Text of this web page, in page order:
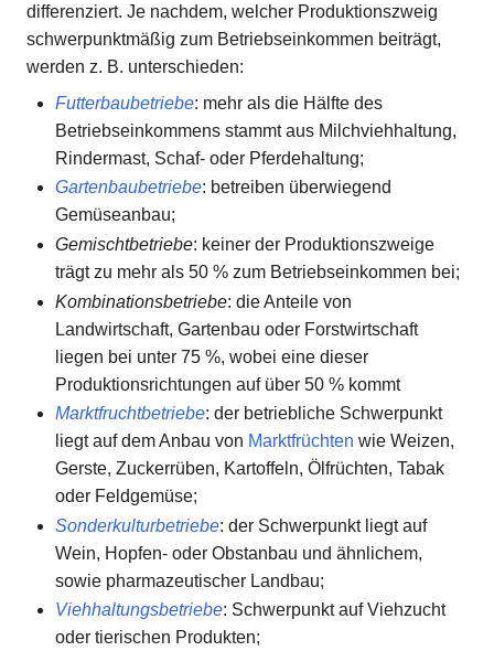
differenziert. Je nachdem, welcher Produktionszweig
schwerpunktmäßig zum Betriebseinkommen beiträgt,
werden z. B. unterschieden:
Futterbaubetriebe: mehr als die Hälfte des
Betriebseinkommens stammt aus Milchviehhaltung,
Rindermast, Schaf- oder Pferdehaltung;
Gartenbaubetriebe: betreiben überwiegend
Gemüseanbau;
Gemischtbetriebe: keiner der Produktionszweige
trägt zu mehr als 50 % zum Betriebseinkommen bei;
Kombinationsbetriebe: die Anteile von
Landwirtschaft, Gartenbau oder Forstwirtschaft
liegen bei unter 75 %, wobei eine dieser
Produktionsrichtungen auf über 50 % kommt
Marktfruchtbetriebe: der betriebliche Schwerpunkt
liegt auf dem Anbau von Marktfrüchten wie Weizen,
Gerste, Zuckerrüben, Kartoffeln, Ölfrüchten, Tabak
oder Feldgemüse;
Sonderkulturbetriebe: der Schwerpunkt liegt auf
Wein, Hopfen- oder Obstanbau und ähnlichem,
sowie pharmazeutischer Landbau;
Viehhaltungsbetriebe: Schwerpunkt auf Viehzucht
oder tierischen Produkten;